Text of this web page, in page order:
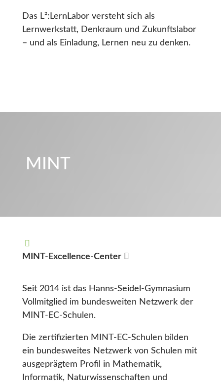
Das L²:LernLabor versteht sich als
Lernwerkstatt, Denkraum und Zukunftslabor
– und als Einladung, Lernen neu zu denken.
MINT
MINT-Excellence-Center
Seit 2014 ist das Hanns-Seidel-Gymnasium
Vollmitglied im bundesweiten Netzwerk der
MINT-EC-Schulen.
Die zertifizierten MINT-EC-Schulen bilden
ein bundesweites Netzwerk von Schulen mit
ausgeprägtem Profil in Mathematik,
Informatik, Naturwissenschaften und